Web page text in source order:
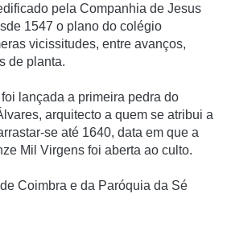
pela Companhia de Jesus
1547 o plano do colégio
vicissitudes, entre avanços,
de planta.
lançada a primeira pedra do
arquitecto a quem se atribui a
se até 1640, data em que a
Mil Virgens foi aberta ao culto.
Coimbra e da Paróquia da Sé